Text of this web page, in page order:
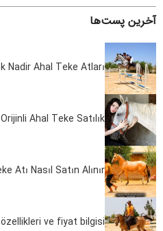
آخرین پست‌ها
Nadir Ahal Teke Atları
Ahal Teke Satılık
Atı Nasıl Satın Alınır?
ve fiyat bilgisi